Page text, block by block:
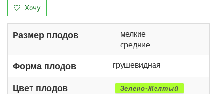
Хочу
Размер плодов
мелкие
средние
Форма плодов грушевидная
Цвет плодов Зелено-Желтый